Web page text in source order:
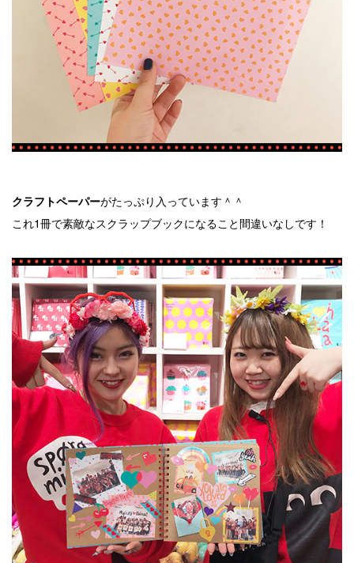
クラフトペーパーがたっぷり入っています＾＾
これ1冊で素敵なスクラップブックになること間違いなしです！